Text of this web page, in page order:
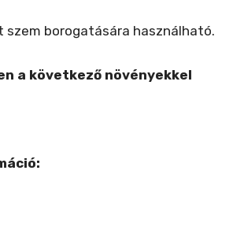
szem borogatására használható.
a következő növényekkel